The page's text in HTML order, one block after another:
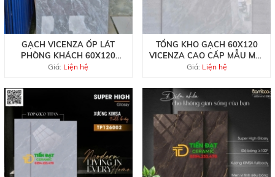
GẠCH VICENZA ỐP LÁT
PHÒNG KHÁCH 60X120
BÓNG KIẾNG VÂN XÁM GIẢ
Giá: Liện hệ
TỔNG KHO GẠCH 60X120
VICENZA CAO CẤP MẪU MỚI
TẠI HCM
Giá: Liện hệ